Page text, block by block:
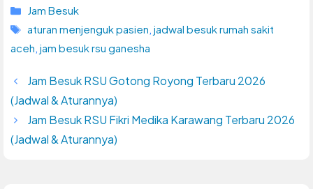
Kategori
Jam Besuk
Tag
aturan menjenguk pasien, jadwal besuk rumah sakit
aceh, jam besuk rsu ganesha
Jam Besuk RSU Gotong Royong Terbaru 2026
(Jadwal & Aturannya)
Jam Besuk RSU Fikri Medika Karawang Terbaru 2026
(Jadwal & Aturannya)